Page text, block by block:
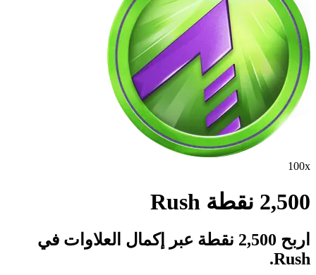
100x
2,500 نقطة Rush
اربح 2,500 نقطة عبر إكمال العلاوات في
Rush.